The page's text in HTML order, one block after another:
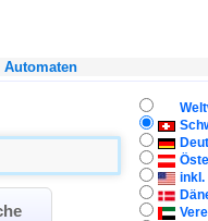
Automaten
inkl.